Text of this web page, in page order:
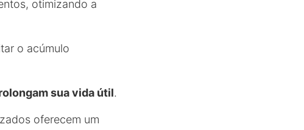
otimizando a
o acúmulo
sua vida útil.
oferecem um